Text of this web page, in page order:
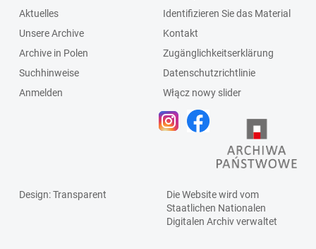
Aktuelles
Unsere Archive
Archive in Polen
Suchhinweise
Anmelden
Identifizieren Sie das Material
Kontakt
Zugänglichkeitserklärung
Datenschutzrichtlinie
Włącz nowy slider
Design: Transparent
Die Website wird vom
Staatlichen Nationalen
Digitalen Archivverwaltet